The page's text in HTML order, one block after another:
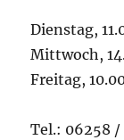
Dienstag,
Mittwoch,
Freitag,
Tel.: 06258 /